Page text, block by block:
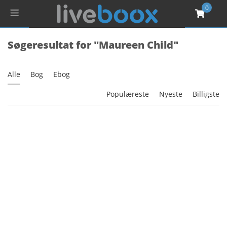
0
Søgeresultat for "Maureen Child"
Alle Bog Ebog
Populæreste Nyeste Billigste